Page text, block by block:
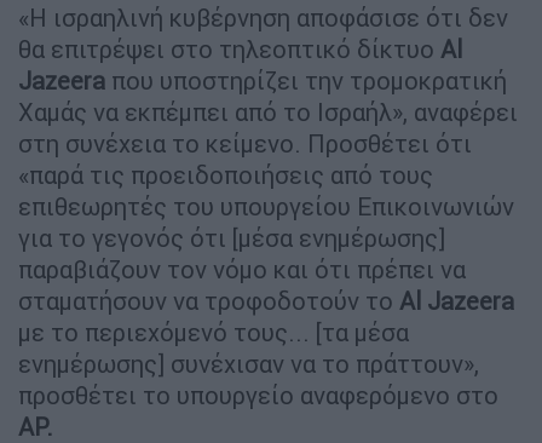
«Η ισραηλινή κυβέρνηση αποφάσισε ότι δεν
θα επιτρέψει στο τηλεοπτικό δίκτυο Al
Jazeera που υποστηρίζει την τρομοκρατική
Χαμάς να εκπέμπει από το Ισραήλ», αναφέρει
στη συνέχεια το κείμενο. Προσθέτει ότι
«παρά τις προειδοποιήσεις από τους
επιθεωρητές του υπουργείου Επικοινωνιών
για το γεγονός ότι [μέσα ενημέρωσης]
παραβιάζουν τον νόμο και ότι πρέπει να
σταματήσουν να τροφοδοτούν το Al Jazeera
με το περιεχόμενό τους... [τα μέσα
ενημέρωσης] συνέχισαν να το πράττουν»,
προσθέτει το υπουργείο αναφερόμενο στο
AP.